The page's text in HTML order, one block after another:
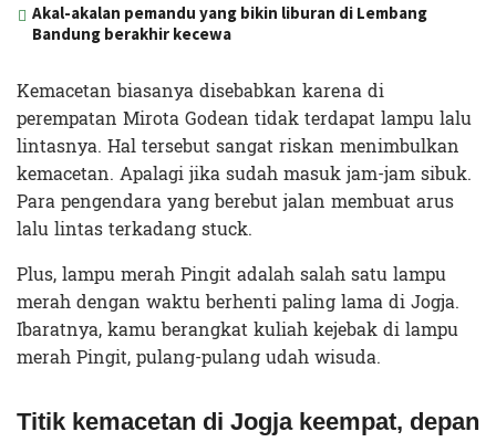
Akal-akalan pemandu yang bikin liburan di Lembang
Bandung berakhir kecewa
Kemacetan biasanya disebabkan karena di
perempatan Mirota Godean tidak terdapat lampu lalu
lintasnya. Hal tersebut sangat riskan menimbulkan
kemacetan. Apalagi jika sudah masuk jam-jam sibuk.
Para pengendara yang berebut jalan membuat arus
lalu lintas terkadang stuck.
Plus, lampu merah Pingit adalah salah satu lampu
merah dengan waktu berhenti paling lama di Jogja.
Ibaratnya, kamu berangkat kuliah kejebak di lampu
merah Pingit, pulang-pulang udah wisuda.
Titik kemacetan di Jogja keempat, depan